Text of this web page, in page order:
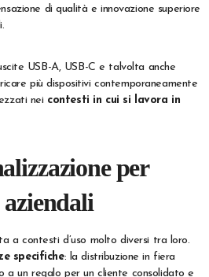
di qualità e innovazione superiore
USB-A, USB-C e talvolta anche
più dispositivi contemporaneamente
nei contesti in cui si lavora in
per
aziendali
a contesti d’uso molto diversi tra loro.
specifiche: la distribuzione in fiera
a un regalo per un cliente consolidato e